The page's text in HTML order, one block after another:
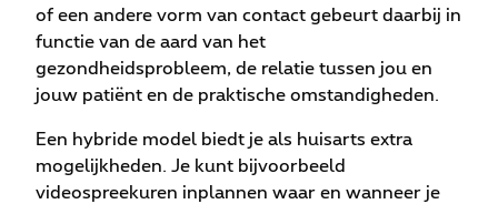
of een andere vorm van contact gebeurt daarbij in
functie van de aard van het
gezondheidsprobleem, de relatie tussen jou en
jouw patiënt en de praktische omstandigheden.
Een hybride model biedt je als huisarts extra
mogelijkheden. Je kunt bijvoorbeeld
videospreekuren inplannen waar en wanneer je